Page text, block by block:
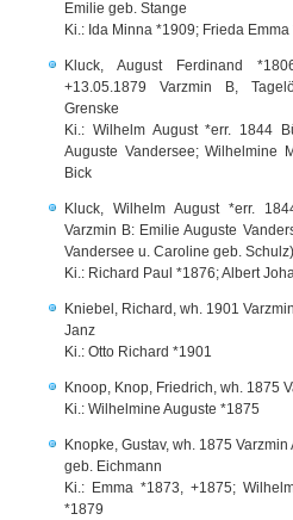
Emilie geb. Stange
Ki.: Ida Minna *1909; Frieda Emma
Kluck, August Ferdinand
+13.05.1879 Varzmin B,
Grenske
Ki.: Wilhelm August *err. 1844
Auguste Vandersee; Wilhelmine
Bick
Kluck, Wilhelm August *err.
Varzmin B: Emilie Auguste
Vandersee u. Caroline geb.
Ki.: Richard Paul *1876; Albert
Kniebel, Richard, wh. 1901
Janz
Ki.: Otto Richard *1901
Knoop, Knop, Friedrich, wh. 1875
Ki.: Wilhelmine Auguste *1875
Knopke, Gustav, wh. 1875
geb. Eichmann
Ki.: Emma *1873, +1875;
*1879